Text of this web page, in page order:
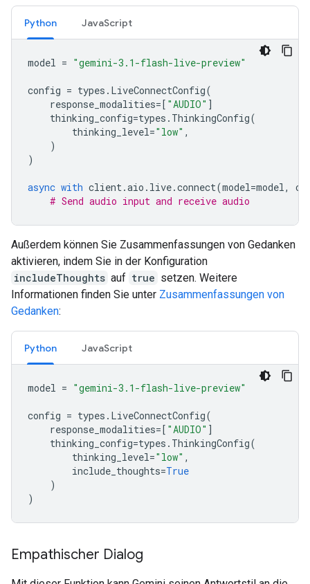
Python JavaScript
model = "gemini-3.1-flash-live-preview"
config = types . LiveConnectConfig(
response_modalities=[ "AUDIO" ]
thinking_config=types . ThinkingConfig(
thinking_level="low" ,
)
)
async with client.aio . live.connect(model=model,
# Send audio input and receive audio
Außerdem können Sie Zusammenfassungen von Gedanken
aktivieren, indem Sie in der Konfiguration
includeThoughts auf true setzen. Weitere
Informationen finden Sie unter Zusammenfassungen von
Gedanken:
Python JavaScript
model = "gemini-3.1-flash-live-preview"
config = types . LiveConnectConfig(
response_modalities=[ "AUDIO" ]
thinking_config=types . ThinkingConfig(
thinking_level="low" ,
include_thoughts=True
)
)
Empathischer Dialog